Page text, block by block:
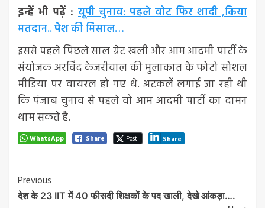
इन्हें भी पढ़ें : यूपी चुनाव: पहले वोट फिर शादी ,किया
मतदान.. पेश की मिसाल…
इससे पहले पिछले साल ग्रेट खली और आम आदमी पार्टी के
संयोजक अरविंद केजरीवाल की मुलाकात के फोटो सोशल
मीडिया पर वायरल हो गए थे. अटकलें लगाई जा रही थी
कि पंजाब चुनाव से पहले वो आम आदमी पार्टी का दामन
थाम सकते हैं.
WhatsApp Share Post Share
Post
Navigation
Previous
देश के 23 IIT में 40 फीसदी शिक्षकों के पद खाली, देखे आंकड़ा….